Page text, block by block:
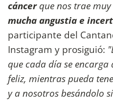
cáncerque nos trae muy
mucha angustia e
participante del
Instagram y prosiguió:
que cada día se
feliz, mientras pueda
y a nosotros besándolo